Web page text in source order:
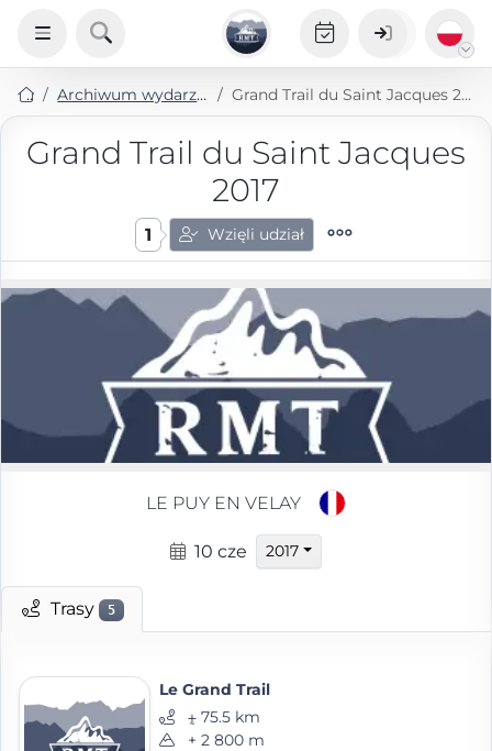
Archiwum wydarzeń Grand Trail du Saint Jacques 2017
Grand Trail du Saint Jacques
2017
1 Wzięli udział
LE PUY EN VELAY
10 cze 2017
Trasy 5
Le Grand Trail
⨦ 75.5 km
+ 2 800 m